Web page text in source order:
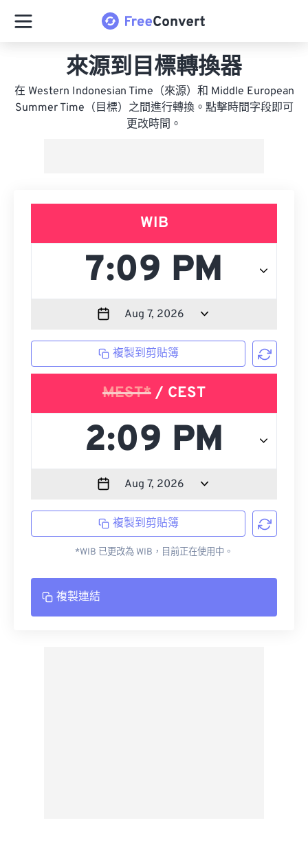
來源到目標轉換器
在 Western Indonesian Time（來源）和 Middle European
Summer Time（目標）之間進行轉換。點擊時間字段即可
更改時間。
WIB
複製到剪貼簿
MEST* / CEST
複製到剪貼簿
*WIB 已更改為 WIB，目前正在使用中。
複製連結